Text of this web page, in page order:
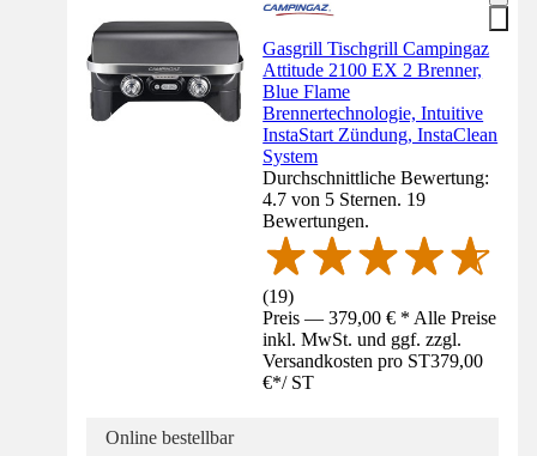
Gasgrill Tischgrill Campingaz
Attitude 2100 EX 2 Brenner,
Blue Flame
Brennertechnologie, Intuitive
InstaStart Zündung, InstaClean
System
Durchschnittliche Bewertung:
4.7 von 5 Sternen. 19
Bewertungen.
(19)
Preis — 379,00 € * Alle Preise
inkl. MwSt. und ggf. zzgl.
Versandkosten pro ST379,00
€*/ ST
Online bestellbar